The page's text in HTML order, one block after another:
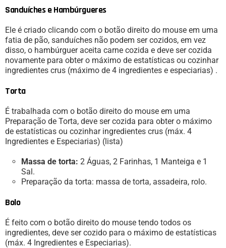
Sanduíches e Hambúrgueres
Ele é criado clicando com o botão direito do mouse em uma
fatia de pão, sanduíches não podem ser cozidos, em vez
disso, o hambúrguer aceita carne cozida e deve ser cozida
novamente para obter o máximo de estatísticas ou cozinhar
ingredientes crus (máximo de 4 ingredientes e especiarias) .
Torta
É trabalhada com o botão direito do mouse em uma
Preparação de Torta, deve ser cozida para obter o máximo
de estatísticas ou cozinhar ingredientes crus (máx. 4
Ingredientes e Especiarias) (lista)
Massa de torta: 2 Águas, 2 Farinhas, 1 Manteiga e 1
Sal.
Preparação da torta: massa de torta, assadeira, rolo.
Bolo
É feito com o botão direito do mouse tendo todos os
ingredientes, deve ser cozido para o máximo de estatísticas
(máx. 4 Ingredientes e Especiarias).